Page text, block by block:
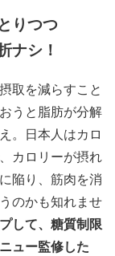
りつつ
ナシ！
取を減らすこと
うと脂肪が分解
。日本人はカロ
カロリーが摂れ
陥り、筋肉を消
のかも知れませ
して、糖質制限
ュー監修した